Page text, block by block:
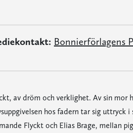
Bonnierförlagens
av dröm och verklighet. Av sin mor
hos fadern tar sig uttryck i
Flyckt och Elias Brage, mellan